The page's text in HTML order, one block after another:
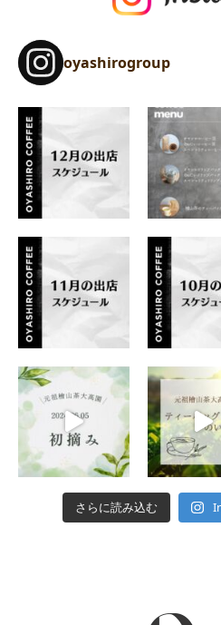
oyashirogroup
さらに読み込む